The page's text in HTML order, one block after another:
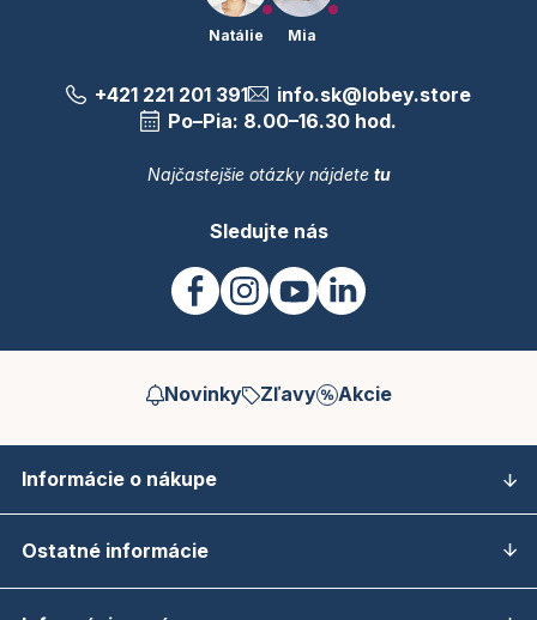
Natálie Mia
+421 221 201 391
info.sk@lobey.store
Po–Pia: 8.00–16.30 hod.
Najčastejšie otázky nájdete tu
Sledujte nás
Novinky Zľavy Akcie
Informácie o nákupe
Ostatné informácie